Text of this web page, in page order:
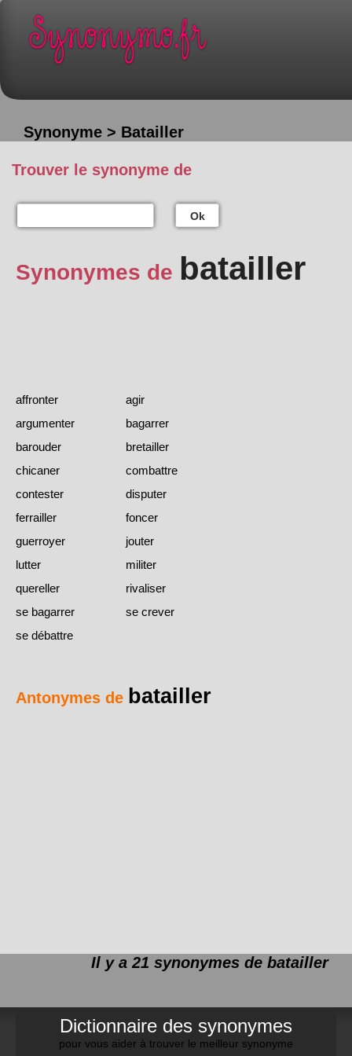
Synonyme > Batailler
Trouver le synonyme de
Ok
Synonymes de batailler
affronter
agir
argumenter
bagarrer
barouder
bretailler
chicaner
combattre
contester
disputer
ferrailler
foncer
guerroyer
jouter
lutter
militer
quereller
rivaliser
se bagarrer
se crever
se débattre
Antonymes de batailler
Il y a 21 synonymes de batailler
Dictionnaire des synonymes
pour vous aider à trouver le meilleur synonyme